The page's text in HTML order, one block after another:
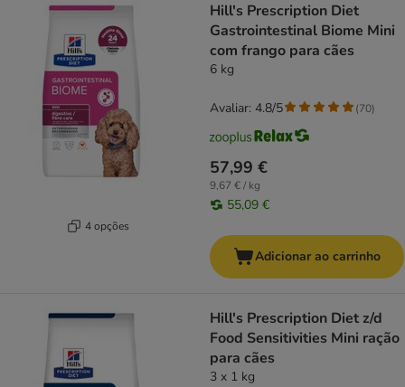
4 opções
Hill's Prescription Diet
Gastrointestinal Biome Mini
com frango para cães
6 kg
57,99 €
9,67 € / kg
55,09 €
Avaliar: 4.8/5 (70)
Adicionar ao carrinho
Hill's Prescription Diet z/d
Food Sensitivities Mini ração
para cães
3 x 1 kg